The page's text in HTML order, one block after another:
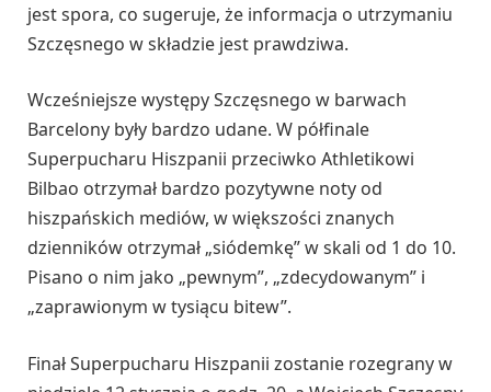
jest spora, co sugeruje, że informacja o utrzymaniu
Szczęsnego w składzie jest prawdziwa.
Wcześniejsze występy Szczęsnego w barwach
Barcelony były bardzo udane. W półfinale
Superpucharu Hiszpanii przeciwko Athletikowi
Bilbao otrzymał bardzo pozytywne noty od
hiszpańskich mediów, w większości znanych
dzienników otrzymał „siódemkę” w skali od 1 do 10.
Pisano o nim jako „pewnym”, „zdecydowanym” i
„zaprawionym w tysiącu bitew”.
Finał Superpucharu Hiszpanii zostanie rozegrany w